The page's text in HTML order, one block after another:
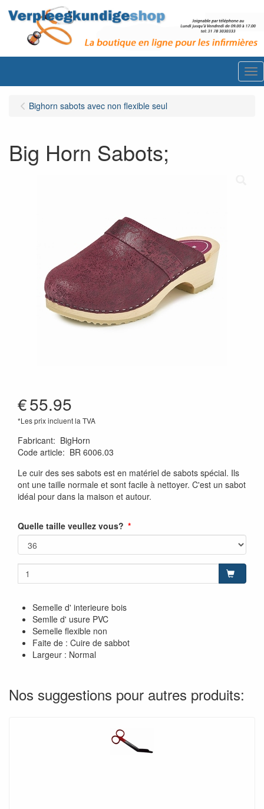
Bighorn sabots avec non flexible seul
Big Horn Sabots;
€55.95
*Les prix incluent la TVA
Fabricant: BigHorn
Code article: BR 6006.03
Le cuir des ses sabots est en matériel de sabots spécial. Ils
ont une taille normale et sont facile à nettoyer. C'est un sabot
idéal pour dans la maison et autour.
Quelle taille veullez vous?
Semelle d' interieure bois
Semlle d' usure PVC
Semelle flexible non
Faite de : Cuire de sabbot
Largeur : Normal
Nos suggestions pour autres produits: